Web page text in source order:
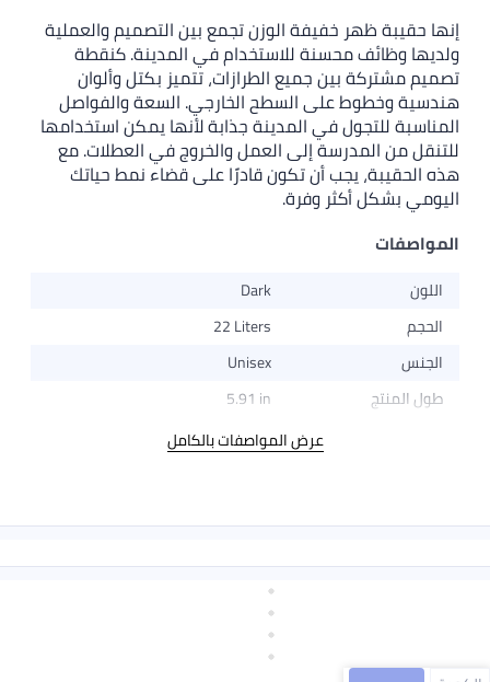
إنها حقيبة ظهر خفيفة الوزن تجمع بين التصميم والعملية
ولديها وظائف محسنة للاستخدام في المدينة. كنقطة
تصميم مشتركة بين جميع الطرازات، تتميز بكتل وألوان
هندسية وخطوط على السطح الخارجي. السعة والفواصل
المناسبة للتجول في المدينة جذابة لأنها يمكن استخدامها
للتنقل من المدرسة إلى العمل والخروج في العطلات. مع
هذه الحقيبة، يجب أن تكون قادرًا على قضاء نمط حياتك
اليومي بشكل أكثر وفرة.
المواصفات
اللون
Dark
الحجم
22 Liters
الجنس
Unisex
طول المنتج
5.91 in
عرض المواصفات بالكامل